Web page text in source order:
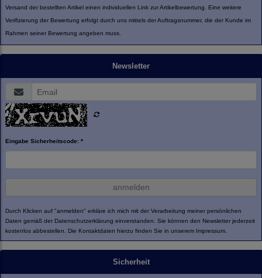
Versand der bestellten Artikel einen individuellen Link zur Artikelbewertung. Eine weitere
Verifizierung der Bewertung erfolgt durch uns mittels der Auftragsnummer, die der Kunde im
Rahmen seiner Bewertung angeben muss.
Newsletter
Eingabe Sicherheitscode: *
anmelden
Durch Klicken auf "anmelden" erkläre ich mich mit der Verarbeitung meiner persönlichen
Daten gemäß der Datenschutzerklärung einverstanden. Sie können den Newsletter jederzeit
kostenlos abbestellen. Die Kontaktdaten hierzu finden Sie in unserem Impressum.
Sicherheit